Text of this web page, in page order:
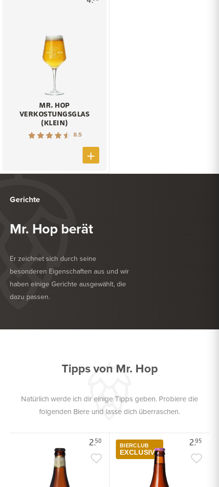
MR. HOP
VERKOSTUNGSGLAS
(KLEIN)
8.5
Gerichte
Mr. Hop berät
Er zeichnet sich durch seine
besonderen Eigenschaften aus und wir
haben einige Gerichte ausgewählt, die
dazu passen.
KÖSTLICH ZU
Tipps von Mr. Hop
Natürlich werde ich dir einige Tipps geben. Probiere die
folgenden Biere und lasse dich überraschen.
2.50 2.95
BIERCLUB
EXCLUSIVE